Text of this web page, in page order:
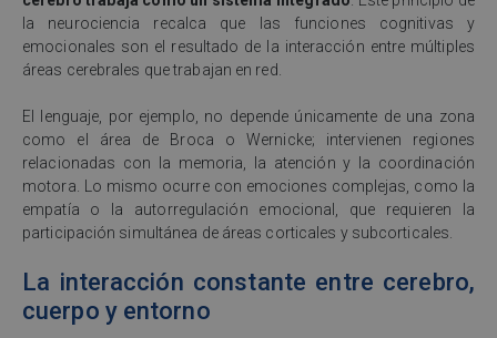
la neurociencia recalca que las funciones cognitivas y
emocionales son el resultado de la interacción entre múltiples
áreas cerebrales que trabajan en red.
El lenguaje, por ejemplo, no depende únicamente de una zona
como el área de Broca o Wernicke; intervienen regiones
relacionadas con la memoria, la atención y la coordinación
motora. Lo mismo ocurre con emociones complejas, como la
empatía o la autorregulación emocional, que requieren la
participación simultánea de áreas corticales y subcorticales.
La interacción constante entre cerebro,
cuerpo y entorno